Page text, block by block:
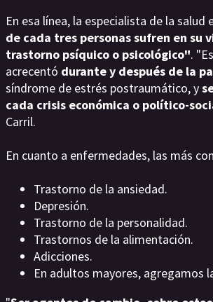
En esa línea, la especialista de la salud
de cada tres personas sufren en su
trastorno psíquico o psicológico".
acrecentó durante y después de la
síndrome de estrés postraumático, y
cada crisis económica o político-
Carril.
En cuanto a enfermedades, las más
Trastorno de la ansiedad.
Depresión.
Trastorno de la personalidad.
Trastornos de la alimentación.
Adicciones.
En adultos mayores, agregamos